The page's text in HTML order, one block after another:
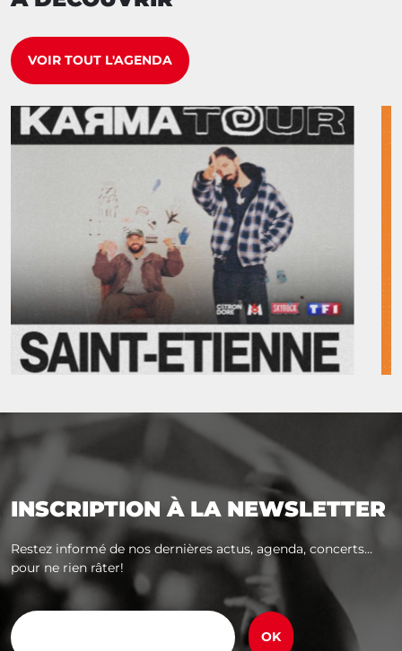
VOIR TOUT L'AGENDA
INSCRIPTION À LA NEWSLETTER
Restez informé de nos dernières actus, agenda, concerts...
pour ne rien râter!
E-
mail